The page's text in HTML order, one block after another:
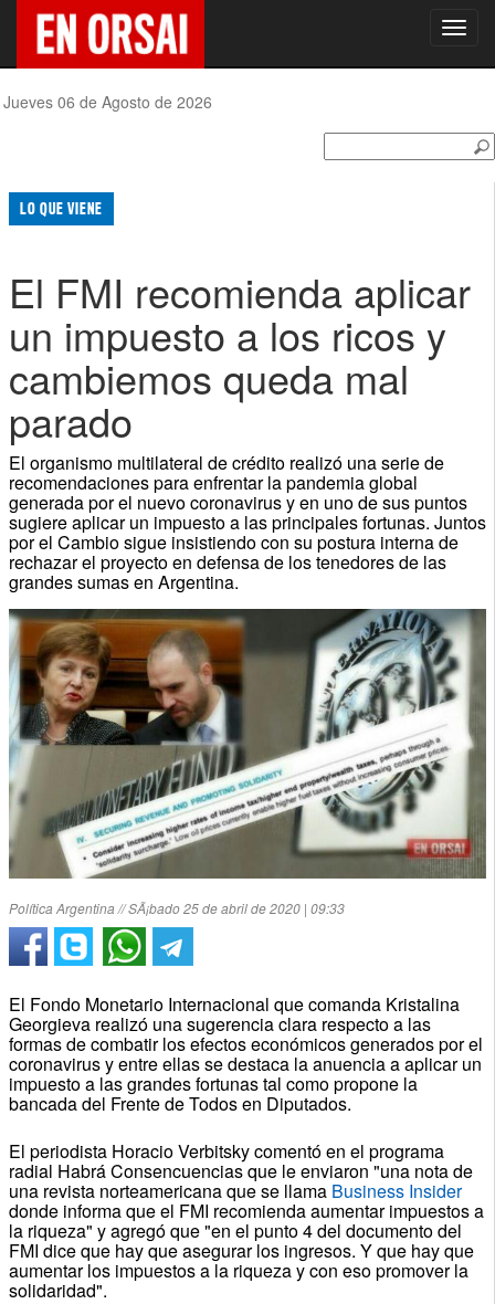
Jueves 06 de Agosto de 2026
LO QUE VIENE
El FMI recomienda aplicar
un impuesto a los ricos y
cambiemos queda mal
parado
El organismo multilateral de crédito realizó una serie de
recomendaciones para enfrentar la pandemia global
generada por el nuevo coronavirus y en uno de sus puntos
sugiere aplicar un impuesto a las principales fortunas. Juntos
por el Cambio sigue insistiendo con su postura interna de
rechazar el proyecto en defensa de los tenedores de las
grandes sumas en Argentina.
Política Argentina // SÃ¡bado 25 de abril de 2020 | 09:33
El Fondo Monetario Internacional que comanda Kristalina
Georgieva realizó una sugerencia clara respecto a las
formas de combatir los efectos económicos generados por el
coronavirus y entre ellas se destaca la anuencia a aplicar un
impuesto a las grandes fortunas tal como propone la
bancada del Frente de Todos en Diputados.
El periodista Horacio Verbitsky comentó en el programa
radial Habrá Consencuencias que le enviaron "una nota de
una revista norteamericana que se llama Business Insider
donde informa que el FMI recomienda aumentar impuestos a
la riqueza" y agregó que "en el punto 4 del documento del
FMI dice que hay que asegurar los ingresos. Y que hay que
aumentar los impuestos a la riqueza y con eso promover la
solidaridad".